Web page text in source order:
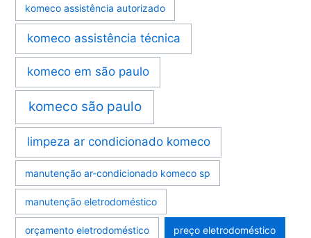
komeco assistência autorizado
komeco assistência técnica
komeco em são paulo
komeco são paulo
limpeza ar condicionado komeco
manutenção ar-condicionado komeco sp
manutenção eletrodoméstico
orçamento eletrodoméstico preço eletrodoméstico